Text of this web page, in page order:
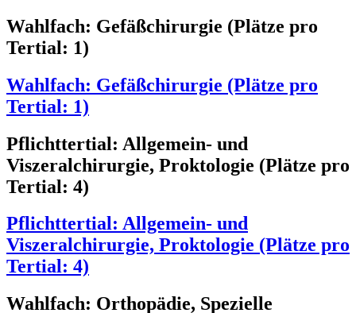
Wahlfach: Gefäßchirurgie (Plätze pro
Tertial: 1)
Wahlfach: Gefäßchirurgie (Plätze pro
Tertial: 1)
Pflichttertial: Allgemein- und
Viszeralchirurgie, Proktologie (Plätze pro
Tertial: 4)
Pflichttertial: Allgemein- und
Viszeralchirurgie, Proktologie (Plätze pro
Tertial: 4)
Wahlfach: Orthopädie, Spezielle